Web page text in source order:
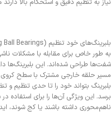
به طور خاص برای مقابله با مشکلات
شفت‌ها طراحی شده‌اند. این بلبرینگ‌ها
مسیر حلقه خارجی مشترک با سطح کروی
بلبرینگ بتواند خود را تا حدی تنظیم و
برسد. این ویژگی آن‌ها را برای
ناهم‌محوری داشته باشند یا کج شوند،